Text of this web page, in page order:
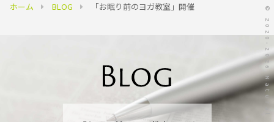
ホーム BLOG 「お眠り前のヨガ教室」開催